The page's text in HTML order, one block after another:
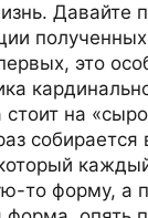
Давайте
полученных
это
на
собирается
то форму, а